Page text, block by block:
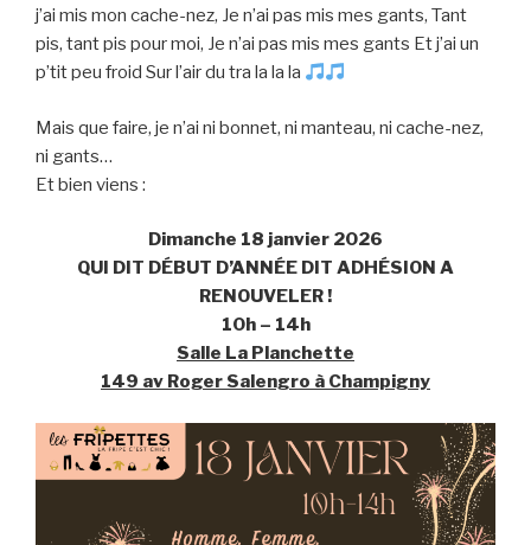
j’ai mis mon cache-nez, Je n’ai pas mis mes gants, Tant
pis, tant pis pour moi, Je n’ai pas mis mes gants Et j’ai un
p’tit peu froid Sur l’air du tra la la la
Mais que faire, je n’ai ni bonnet, ni manteau, ni cache-nez,
ni gants…
Et bien viens :
Dimanche 18 janvier 2026
QUI DIT DÉBUT D’ANNÉE DIT ADHÉSION A
RENOUVELER !
10h – 14h
Salle La Planchette
149 av Roger Salengro à Champigny